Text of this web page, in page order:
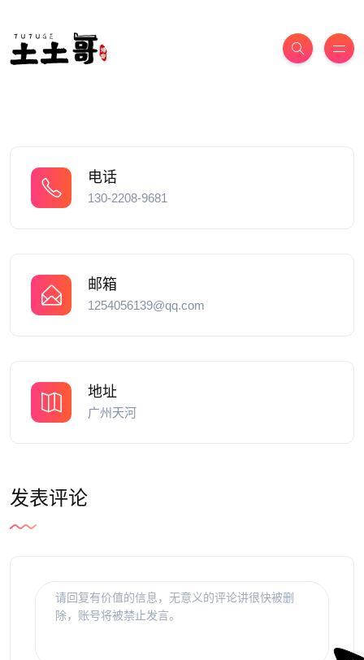
电话
130-2208-9681
邮箱
1254056139@qq.com
地址
广州天河
发表评论